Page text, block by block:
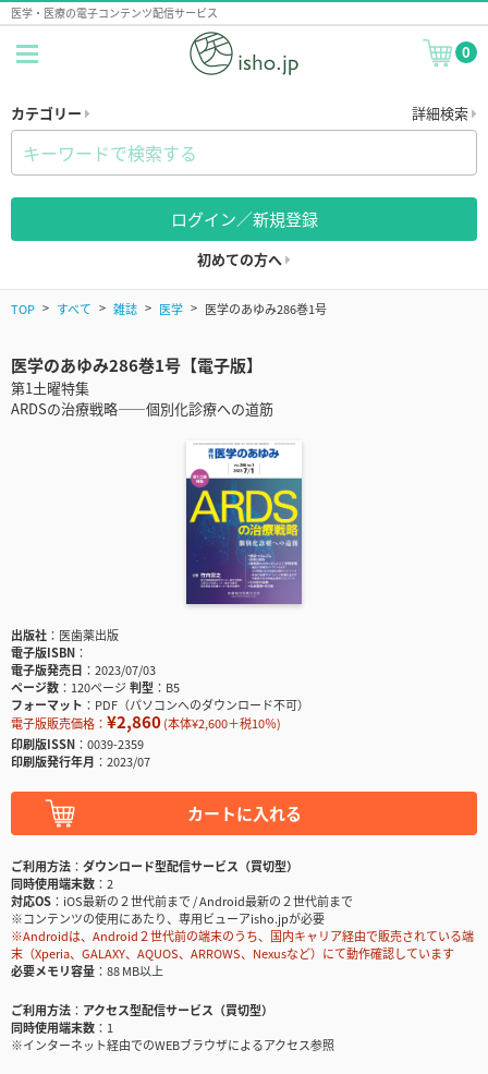
医学・医療の電子コンテンツ配信サービス
0
カテゴリー 詳細検索
ログイン／新規登録
初めての方へ
TOP すべて 雑誌 医学 医学のあゆみ286巻1号
医学のあゆみ286巻1号【電子版】
第1土曜特集
ARDSの治療戦略――個別化診療への道筋
出版社
医歯薬出版
電子版ISBN
電子版発売日
2023/07/03
ページ数
120ページ判型
B5
フォーマット
PDF（パソコンへのダウンロード不可）
電子版販売価格： ¥2,860(本体¥2,600＋税10％)
印刷版ISSN
0039-2359
印刷版発行年月
2023/07
カートに入れる
ご利用方法
ダウンロード型配信サービス（買切型）
同時使用端末数
2
対応OS
iOS最新の２世代前まで / Android最新の２世代前まで
※コンテンツの使用にあたり、専用ビューアisho.jpが必要
※Androidは、Android２世代前の端末のうち、国内キャリア経由で販売されている端
末（Xperia、GALAXY、AQUOS、ARROWS、Nexusなど）にて動作確認しています
必要メモリ容量
88 MB以上
ご利用方法
アクセス型配信サービス（買切型）
同時使用端末数
1
※インターネット経由でのWEBブラウザによるアクセス参照